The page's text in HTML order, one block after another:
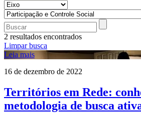
2 resultados encontrados
Limpar busca
Leia mais
16 de dezembro de 2022
Territórios em Rede:
metodologia de busca